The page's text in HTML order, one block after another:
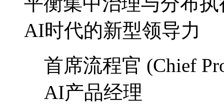
AI时代的新型领导力
首席流程官 (Chief
AI产品经理